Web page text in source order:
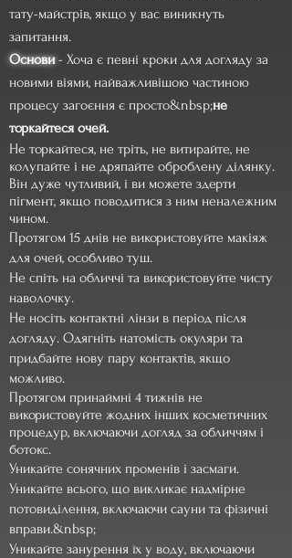
тату-майстрів, якщо у вас виникнуть
запитання.
Основи - Хоча є певні кроки для догляду за
новими віями, найважливішою частиною
процесу загоєння є просто&nbsp;не
торкайтеся очей.
Не торкайтеся, не тріть, не витирайте, не
колупайте і не дряпайте оброблену ділянку.
Він дуже чутливий, і ви можете здерти
пігмент, якщо поводитися з ним неналежним
чином.
Протягом 15 днів не використовуйте макіяж
для очей, особливо туш.
Не спіть на обличчі та використовуйте чисту
наволочку.
Не носіть контактні лінзи в період після
догляду. Одягніть натомість окуляри та
придбайте нову пару контактів, якщо
можливо.
Протягом принаймні 4 тижнів не
використовуйте жодних інших косметичних
процедур, включаючи догляд за обличчям і
ботокс.
Уникайте сонячних променів і засмаги.
Уникайте всього, що викликає надмірне
потовиділення, включаючи сауни та фізичні
вправи.&nbsp;
Уникайте занурення їх у воду, включаючи